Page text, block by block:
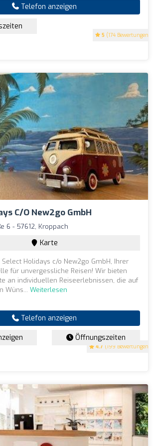
5 (174 Bewertungen)
Telefon anzeigen
C/o New2go GmbH
4.7 (199 Bewertungen)
6 - 57612, Kroppach
Karte
Holidays c/o New2go GmbH, Ihrer
für unvergessliche Reisen! Wir bieten
an individuellen Reiseerlebnissen, die auf
Wüns... Weiterlesen
Telefon anzeigen
Öffnungszeiten